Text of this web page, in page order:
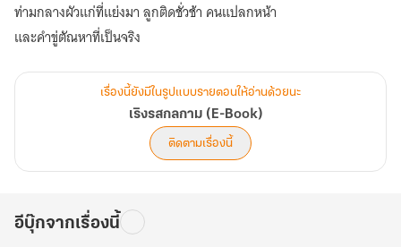
ท่ามกลางผัวแก่ที่แย่งมา ลูกติดชั่วช้า คนแปลกหน้า
และคำขู่ตัณหาที่เป็นจริง
เรื่องนี้ยังมีในรูปแบบรายตอนให้อ่านด้วยนะ
เริงรสกลกาม (E-Book)
ติดตามเรื่องนี้
อีบุ๊กจากเรื่องนี้